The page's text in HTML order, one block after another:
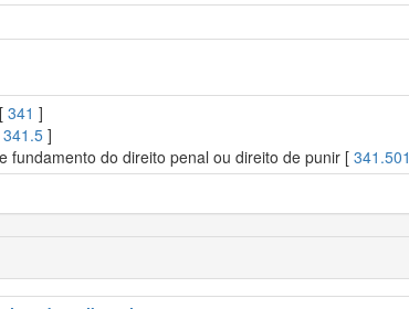
341 ]
341.5 ]
fundamento do direito penal ou direito de punir [ 341.501